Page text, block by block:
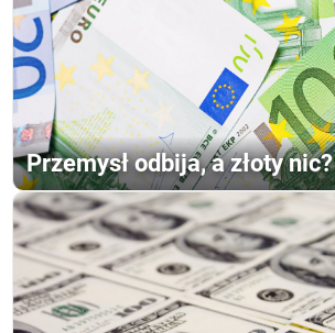
Przemysł odbija, a złoty nic?